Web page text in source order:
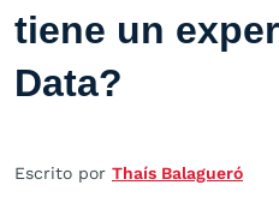
tiene un
Data?
Escrito por Thaís Balagueró